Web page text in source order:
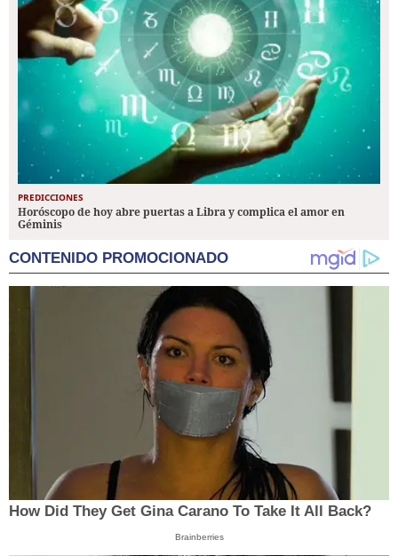
PREDICCIONES
Horóscopo de hoy abre puertas a Libra y complica el amor en
Géminis
CONTENIDO PROMOCIONADO
How Did They Get Gina Carano To Take It All Back?
Brainberries